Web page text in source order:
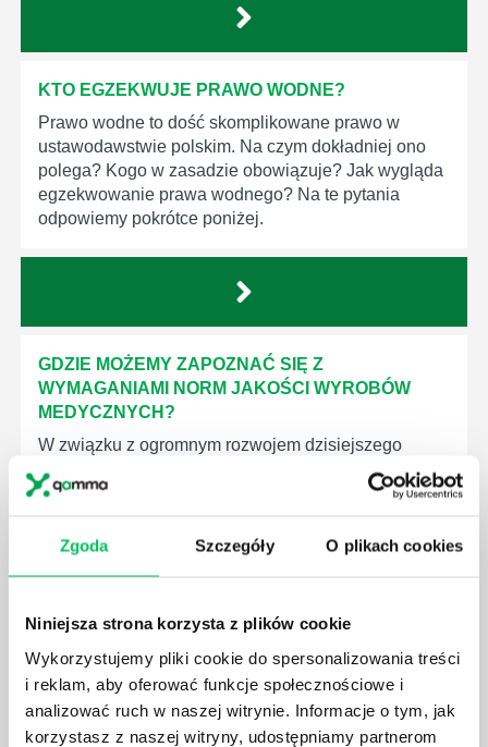
Zgoda Szczegóły O plikach cookies
Niniejsza strona korzysta z plików cookie
Wykorzystujemy pliki cookie do spersonalizowania treści
i reklam, aby oferować funkcje społecznościowe i
analizować ruch w naszej witrynie. Informacje o tym, jak
korzystasz z naszej witryny, udostępniamy partnerom
KTO EGZEKWUJE PRAWO WODNE?
Prawo wodne to dość skomplikowane prawo w
ustawodawstwie polskim. Na czym dokładniej ono
polega? Kogo w zasadzie obowiązuje? Jak wygląda
egzekwowanie prawa wodnego? Na te pytania
odpowiemy pokrótce poniżej.
GDZIE MOŻEMY ZAPOZNAĆ SIĘ Z
WYMAGANIAMI NORM JAKOŚCI WYROBÓW
MEDYCZNYCH?
W związku z ogromnym rozwojem dzisiejszego
społeczeństwa wprowadzane jest coraz więcej reguł,
które mają za zadanie poprawić poszczególne
będą zobowiązane przestrzegać zasad, których
CZYM ZAJMUJE SIĘ AUDYTOR WEWNĘTRZNY